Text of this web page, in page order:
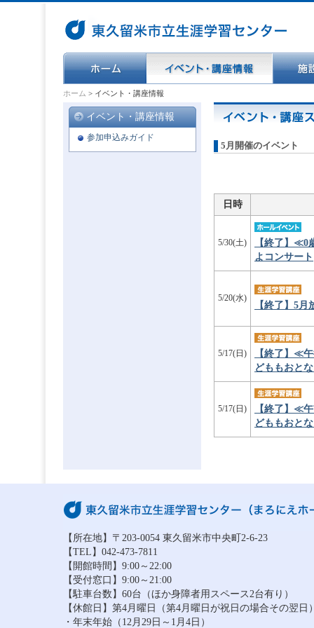
ホーム > イベント・講座情報
5月開催のイベント
日時
5/30(土)
【終了】≪0
よコンサート
5/20(水)
【終了】5
5/17(日)
【終了】≪
どももおと
5/17(日)
【終了】≪
どももおと
イベント・講座情報
参加申込みガイド
【所在地】〒203-0054 東久留米市中央町2-6-23
【TEL】042-473-7811
【開館時間】9:00～22:00
【受付窓口】9:00～21:00
【駐車台数】60台（ほか身障者用スペース2台有り）
【休館日】第4月曜日（第4月曜日が祝日の場合その翌日
・年末年始（12月29日～1月4日）